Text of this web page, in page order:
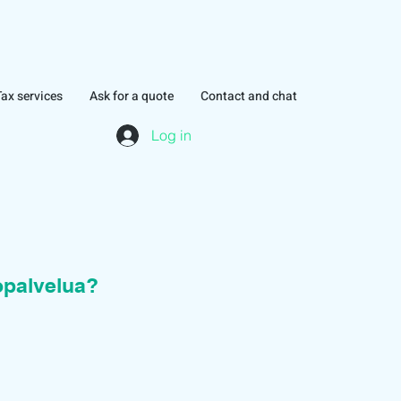
services Ask for a quote Contact and chat
Log in